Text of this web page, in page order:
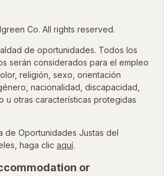
Co. All rights reserved.
de oportunidades. Todos los
serán considerados para el empleo
religión, sexo, orientación
nacionalidad, discapacidad,
u otras características protegidas
de Oportunidades Justas del
haga clic aquípara ver la
.
or